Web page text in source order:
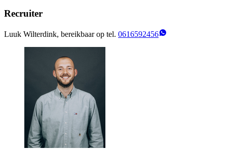
Recruiter
Luuk Wilterdink, bereikbaar op tel. 0616592456